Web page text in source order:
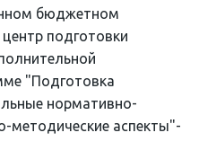
бюджетном
подготовки
"Подготовка
нормативно-
методические аспекты"-